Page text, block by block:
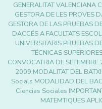
GENERALITAT VALENCIANA
GESTORA DE LES PROVES
GESTORA DE LAS PRUEBAS
DACCÉS A FACULTATS
UNIVERSITARIS PRUEBAS
TÉCNICAS
CONVOCATRIA DE
2009 MODALITAT DEL
Socials MODALIDAD DEL
Ciencias Sociales
MATEMTIQUES